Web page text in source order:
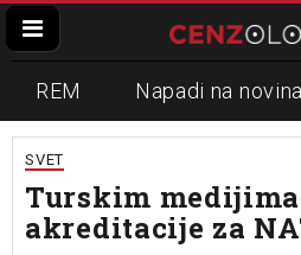
REM Napadi na
Zvučni top
Propaganda Lokalni
SVET
Turskim
akreditacije za